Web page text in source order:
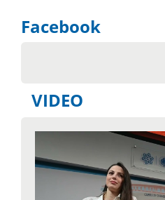
Facebook
VIDEO